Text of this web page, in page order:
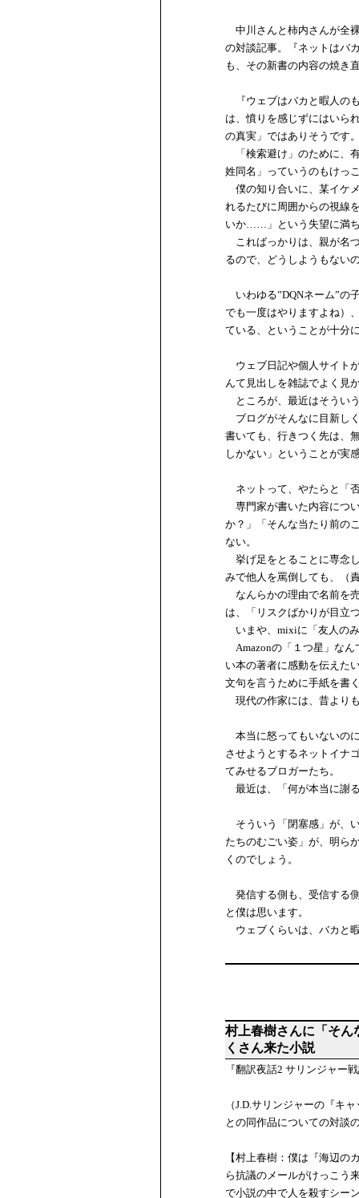
中川さんと柿内さんが全
の対談記事。『ネットはバ
も、その新書の内容の焼き
『ウェブはバカと暇人の
は、憤りを感じずにはいら
の真実」ではありそうです
「検索避け」のために、
姓同名」っていうのもけっ
僕の知り合いに、某イケ
れるたびに周囲からの視線
いか……」という失望に満
こればっかりは、親が名
るので、どうしようもない
いわゆる”DQNネーム”の
でも一度はやりますよね）
ている、ということが十分
ウェブ日記や個人サイト
んて見出しを雑誌でよく見
ところが、最近はそうい
ブログがそんなに目新し
書いても、行きつく先は、
しかない」ということが実
ネットって、やたらと「
専門家が書いた内容につ
か？」「そんな当たり前の
ない。
挙げ足をとることに専念
みで他人を罵倒しても、（
なんらかの理由で名前を
は、「リスクばかりが目立
いまや、mixiに「友人の
Amazonの「１つ星」なん
い本の著者に感動を伝えた
文句を言うために手紙を書
現代の作家には、昔より
本当に怒ってもいないの
させようとするネットイナ
てみせるブロガーたち。
最近は、「何が本当に謝
そういう「閉塞感」が、
たちのむごい姿」が、明ら
くのでしょう。
発信する側も、受信する
と僕は思います。
ウェブくらいは、バカと
村上春樹さんに「そん
くさん来た小説
『翻訳夜話2 サリンジャー
（J.D.サリンジャーの『キ
との同作品についての対談
【村上春樹：僕は『海辺
ら抗議のメールがけっこう
で小説の中で人を殺すシー